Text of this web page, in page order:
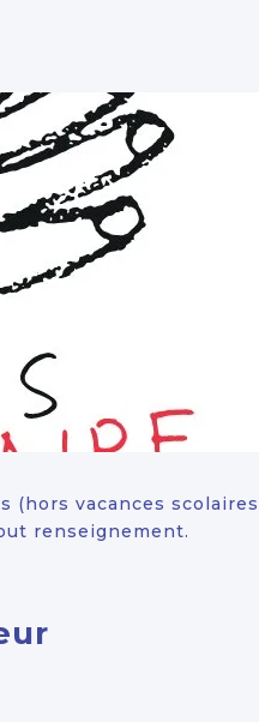
vacances
renseignement.